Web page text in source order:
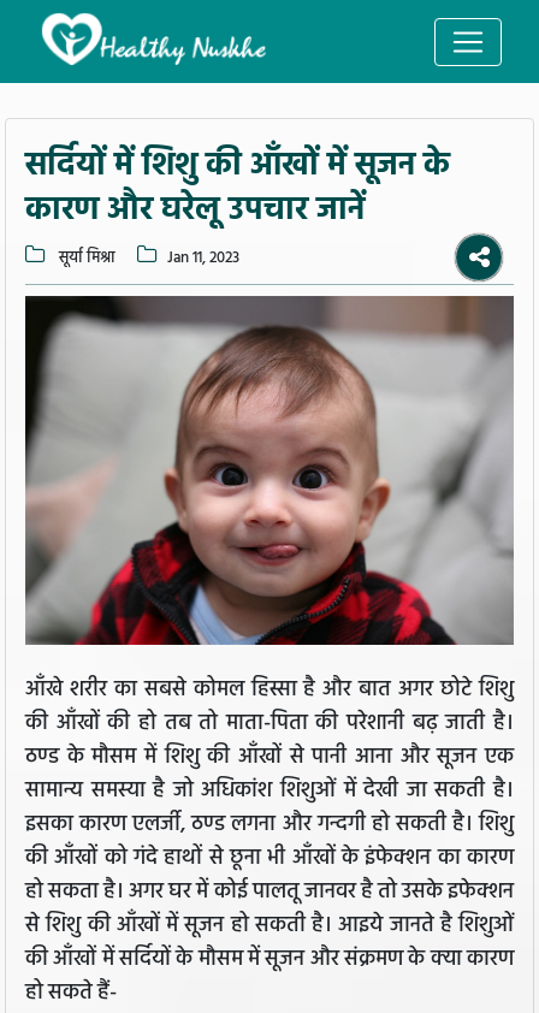
सर्दियों में शिशु की आँखों में सूजन के
कारण और घरेलू उपचार जानें
सूर्या मिश्रा Jan 11, 2023
आँखे शरीर का सबसे कोमल हिस्सा है और बात अगर छोटे शिशु
की आँखों की हो तब तो माता-पिता की परेशानी बढ़ जाती है।
ठण्ड के मौसम में शिशु की आँखों से पानी आना और सूजन एक
सामान्य समस्या है जो अधिकांश शिशुओं में देखी जा सकती है।
इसका कारण एलर्जी, ठण्ड लगना और गन्दगी हो सकती है। शिशु
की आँखों को गंदे हाथों से छूना भी आँखों के इंफेक्शन का कारण
हो सकता है। अगर घर में कोई पालतू जानवर है तो उसके इफेक्शन
से शिशु की आँखों में सूजन हो सकती है। आइये जानते है शिशुओं
की आँखों में सर्दियों के मौसम में सूजन और संक्रमण के क्या कारण
हो सकते हैं-